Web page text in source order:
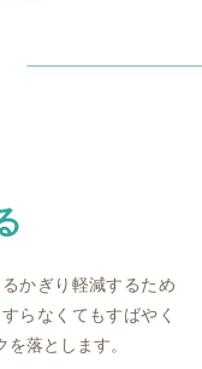
かぎり軽減するため
らなくてもすばやく
落とします。